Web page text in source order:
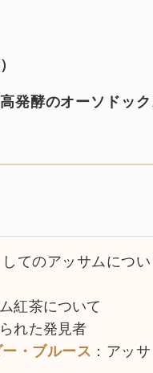
高発酵のオーソドッ
してのアッサムについ
紅茶について
れた発見者
・ブルース ：アッサ